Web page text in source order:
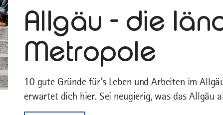
Allgäu - die
Metropole
10 gute Gründe für’s Leben und Arbeiten im
erwartet dich hier. Sei neugierig, was das Allgäu